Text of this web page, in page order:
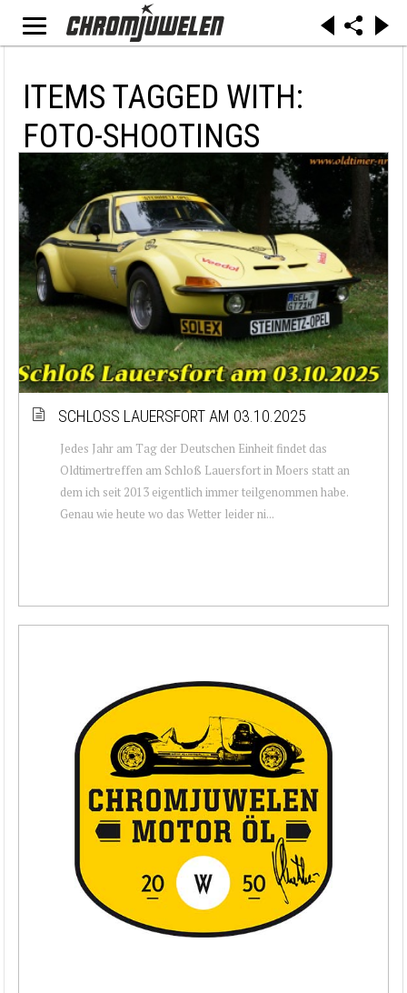
ITEMS TAGGED WITH:
FOTO-SHOOTINGS
SCHLOSS LAUERSFORT AM 03.10.2025
Jedes Jahr am Tag der Deutschen Einheit findet das
Oldtimertreffen am Schloß Lauersfort in Moers statt an
dem ich seit 2013 eigentlich immer teilgenommen habe.
Genau wie heute wo das Wetter leider ni...